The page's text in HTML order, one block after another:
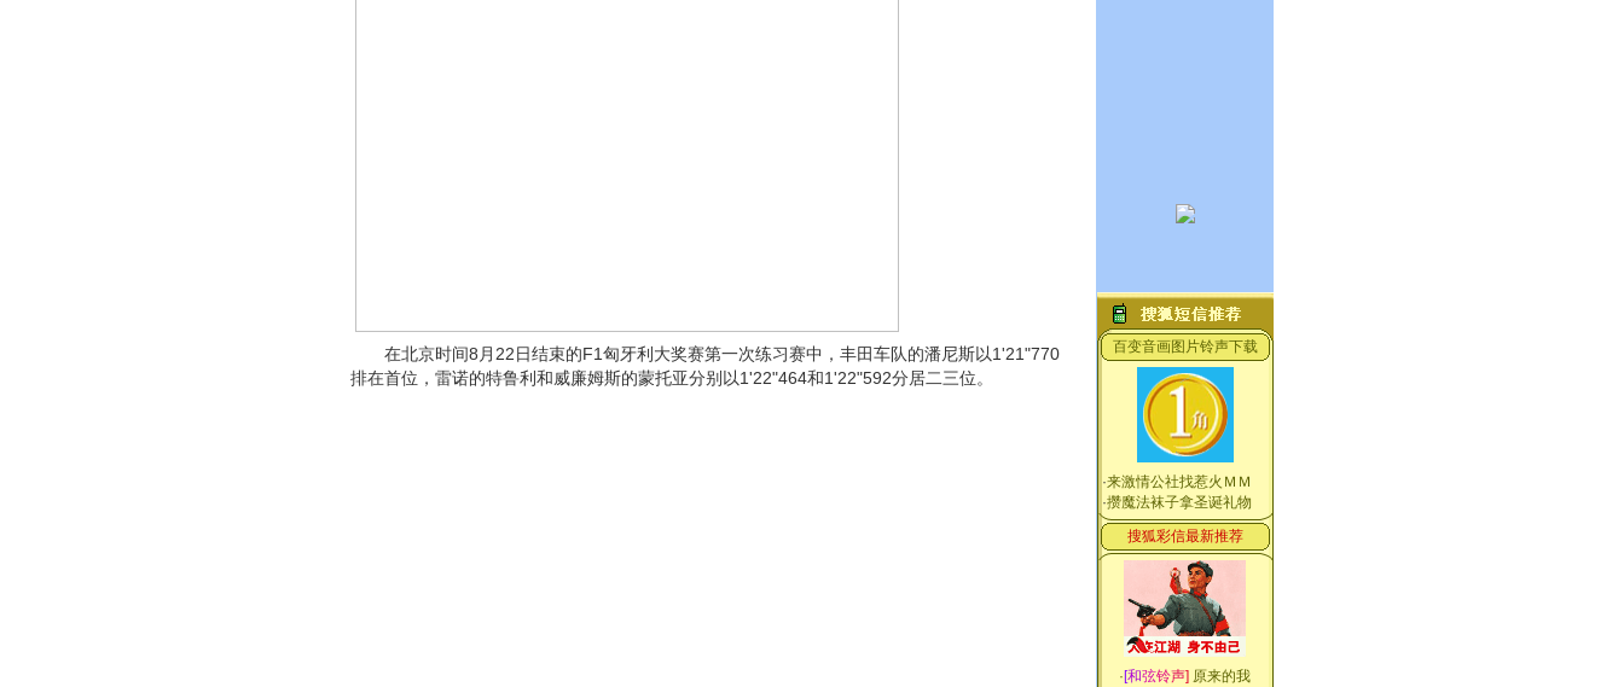
在北京时间8月22日结束的F1匈牙利大奖赛第一次练习赛中，丰田车队的潘尼斯以1'21"770
排在首位，雷诺的特鲁利和威廉姆斯的蒙托亚分别以1'22"464和1'22"592分居二三位。
百变音画图片铃声下载
·来激情公社找惹火ＭＭ
·攒魔法袜子拿圣诞礼物
搜狐彩信最新推荐
·[和弦铃声] 原来的我